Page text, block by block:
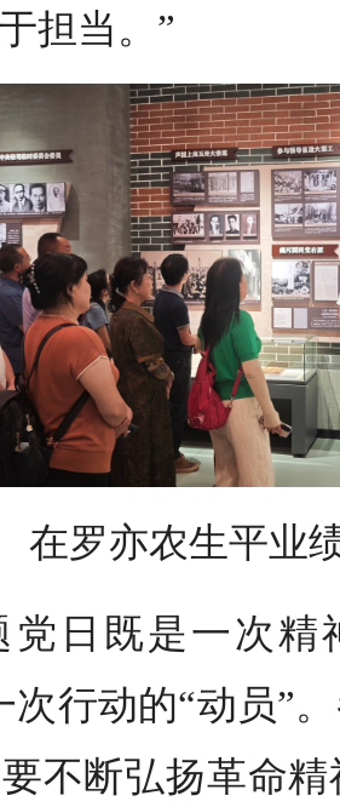
担当。”
在罗亦农生平业
党日既是一次精
次行动的“动员”
不断弘扬革命